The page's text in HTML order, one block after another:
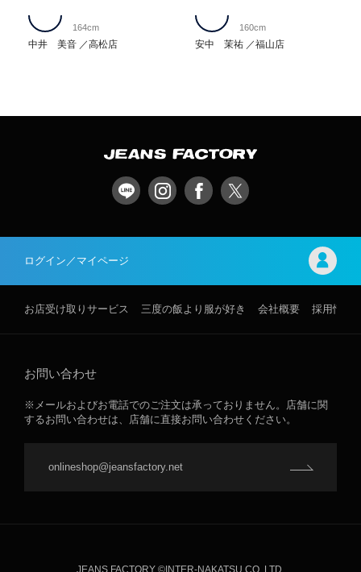
中井 美音 高松店
164cm
安中 茉祐 福山店
160cm
ログイン／マイページ
お店受け取りサービス 三度の飯より服が好き 会社概要 採用情報
お問い合わせ
※メールおよびお電話でのご注文は承っておりません。店舗に関
するお問い合わせは、店舗に直接お問い合わせください。
onlineshop@jeansfactory.net
JEANS FACTORY ©INTER-NAKATSU CO.,LTD.